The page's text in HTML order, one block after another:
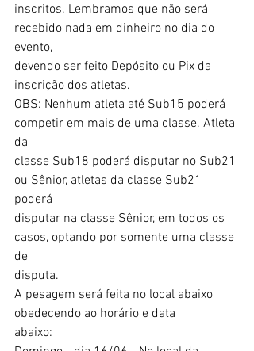
inscritos. Lembramos que não será
recebido nada em dinheiro no dia do
evento,
devendo ser feito Depósito ou Pix da
inscrição dos atletas.
OBS: Nenhum atleta até Sub15 poderá
competir em mais de uma classe. Atleta
da
classe Sub18 poderá disputar no Sub21
ou Sênior, atletas da classe Sub21
poderá
disputar na classe Sênior, em todos os
casos, optando por somente uma classe
de
disputa.
A pesagem será feita no local abaixo
obedecendo ao horário e data
abaixo: